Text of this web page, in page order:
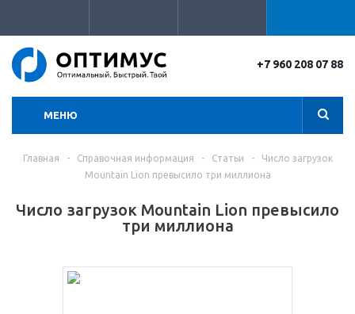
+7 960 208 07 88
МЕНЮ
Главная - Справочная информация - Статьи -
Число загрузок
Mountain Lion превысило три миллиона
Число загрузок Mountain Lion превысило
три миллиона